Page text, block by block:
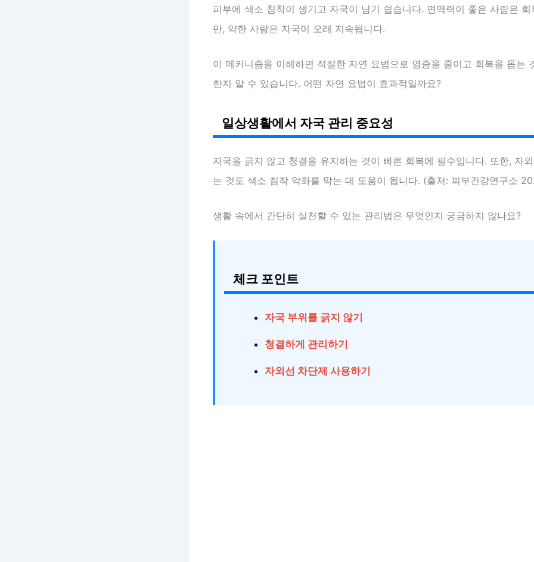
피부에 색소 침착이 생기고 자국이 남기 쉽습니다. 면역력이 좋은 사람은
만, 약한 사람은 자국이 오래 지속됩니다.
이 메커니즘을 이해하면 적절한 자연 요법으로 염증을 줄이고 회복을 돕는
한지 알 수 있습니다. 어떤 자연 요법이 효과적일까요?
일상생활에서 자국 관리 중요성
자국을 긁지 않고 청결을 유지하는 것이 빠른 회복에 필수입니다. 또한, 자
는 것도 색소 침착 악화를 막는 데 도움이 됩니다. (출처: 피부건강연구소
생활 속에서 간단히 실천할 수 있는 관리법은 무엇인지 궁금하지 않나요?
체크 포인트
자국 부위를 긁지 않기
청결하게 관리하기
자외선 차단제 사용하기